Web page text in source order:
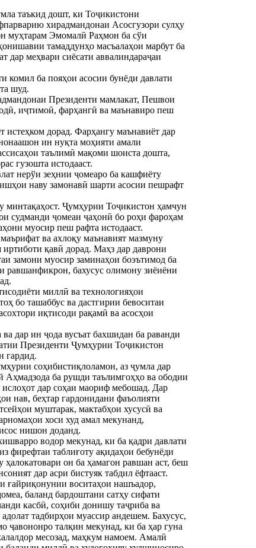
таъкид дошт, ки Тоҷикистони
хирадмандонаи Асосгузори сулҳу
муҳтарам Эмомалӣ Раҳмон ба сўи
тамаддунҳо масъалаҳои марбут ба
дар меҳвари сиёсати аввалиндараҷаи
комил ба пояҳои асосии бунёди давлати
шуд.
Президенти мамлакат, Пешвои
иҷтимоӣ, фарҳангӣ ва маънавиро пеш
дорад. Фарҳангу маънавиёт дар
ин нуқта моҳияти амали
таълимӣ мақоми шоиста дошта,
гузошта истодааст.
нерўи зеҳнии ҷомеаро ба кашфиёту
наву замонавӣ шарти асосии пешрафт
минтақаҳост. Ҷумҳурии Тоҷикистон ҳамчун
судманди ҷомеаи ҷаҳонӣ бо роҳи фароҳам
муосир пеш рафта истодааст.
ва ахлоқу маънавият мазмуну
қавӣ дорад. Маҳз дар даврони
замони муосир заминаҳои боэътимод ба
равшанфикрон, бахусус олимону зиёиёни
миллӣ ва технологияҳои
бо ташаббус ва дастгирии бевоситаи
иқтисоди рақамӣ ва асосҳои
дар ин ҷода вусъат бахшидан ба раванди
Президенти Ҷумҳурии Тоҷикистон
гардид.
соҳибистиқлоламон, аз ҷумла дар
Аҳмадзода ба рушди таълимгоҳҳо ва ободии
дар соҳаи маориф мебошад. Дар
нав, беҳтар гардонидани фаъолияти
муштарак, мактабҳои хусусӣ ва
хоси худ амал мекунанд,
нишон доданд.
водор мекунад, ки ба қадри давлати
фирефтаи таблиғоту ақидаҳои бебунёди
он ба ҳамагон равшан аст, беш
дар асри бистуяк табдил ёфтааст.
ғайриқонунии воситаҳои нашъадор,
баланд бардоштани сатҳу сифати
касбӣ, соҳиби донишу таҷриба ва
тадбирҳои муассир андешем. Бахусус,
ҷавононро талқин мекунад, ки ба ҳар гуна
месозад, маҳкум намоем. Амалӣ